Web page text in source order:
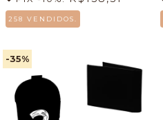
258 VENDIDOS.
-35%